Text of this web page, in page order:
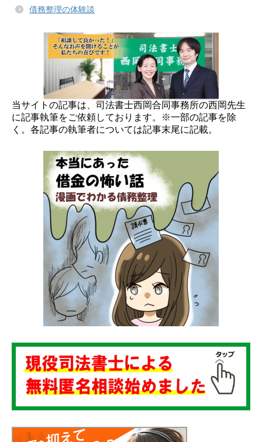
債務整理の体験談
当サイトの記事は、司法書士西岡合同事務所の西岡先生
に記事執筆をご依頼しております。※一部の記事を除
く。各記事の執筆者については記事末尾に記載。